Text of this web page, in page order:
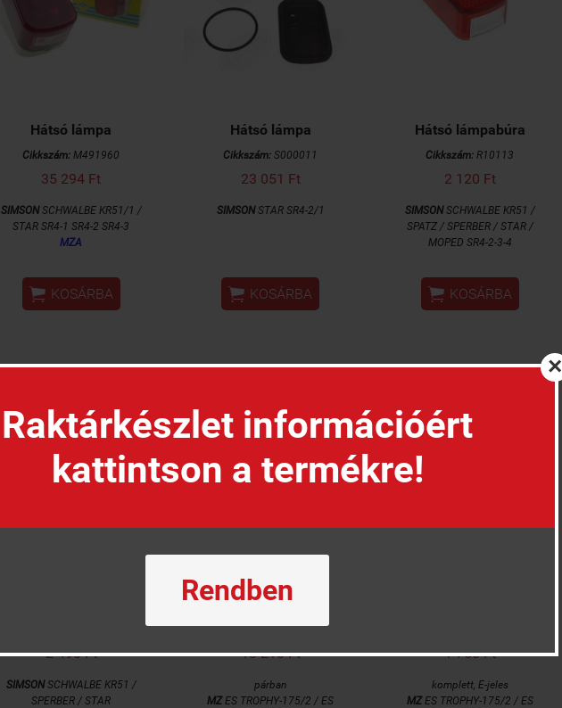
Raktárkészlet információért
kattintson a termékre!
Rendben
×
Hátsó lámpa
Cikkszám: M491960
35 294 Ft
SIMSONSCHWALBE KR51/1 /
STAR SR4-1 SR4-2 SR4-3
MZA
 KOSÁRBA
Hátsó lámpa
Cikkszám: S000011
23 051 Ft
SIMSONSTAR SR4-2/1
 KOSÁRBA
Hátsó lámpabúra
Cikkszám: R10113
2 120 Ft
SIMSONSCHWALBE KR51 /
SPATZ / SPERBER / STAR /
MOPED SR4-2-3-4
 KOSÁRBA
2 490 Ft
SIMSONSCHWALBE KR51 /
SPERBER / STAR
Irányjelző
Cikkszám:R197316
13 210 Ft
párban
MZES TROPHY-175/2 / ES
1 750 Ft
komplett, E-jeles
MZES TROPHY-175/2 / ES